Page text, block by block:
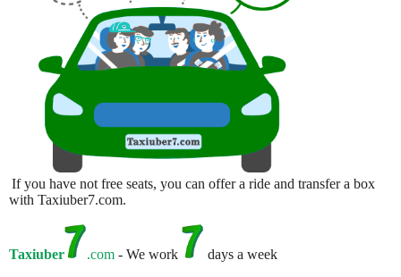
If you have not free seats, you can offer a ride and transfer a box
with Taxiuber7.com.
Taxiuber .com - We work days a week